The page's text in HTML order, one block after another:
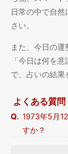
日常の中で自
さい。
また、今日の運
「今日は何を
で、占いの結果
よくある質問
1973年5月
すか？